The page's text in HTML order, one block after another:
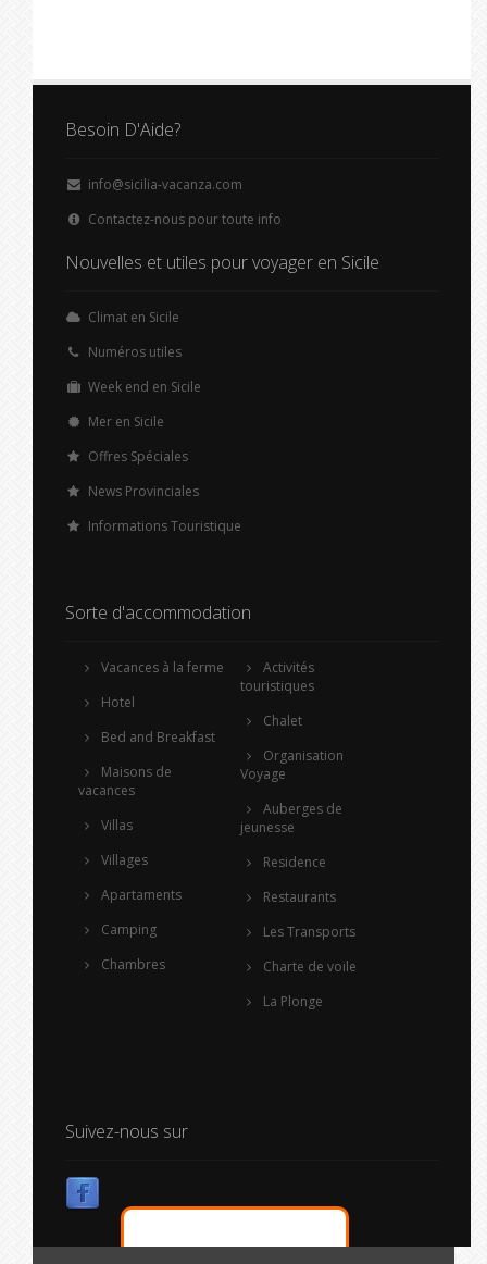
Besoin D'Aide?
info@sicilia-vacanza.com
Contactez-nous pour toute info
Nouvelles et utiles pour voyager en Sicile
Climat en Sicile
Numéros utiles
Week end en Sicile
Mer en Sicile
Offres Spéciales
News Provinciales
Informations Touristique
Sorte d'accommodation
Vacances à la ferme
Hotel
Bed and Breakfast
Maisons de
vacances
Villas
Villages
Apartaments
Camping
Chambres
Activités
touristiques
Chalet
Organisation
Voyage
Auberges de
jeunesse
Residence
Restaurants
Les Transports
Charte de voile
La Plonge
Suivez-nous sur